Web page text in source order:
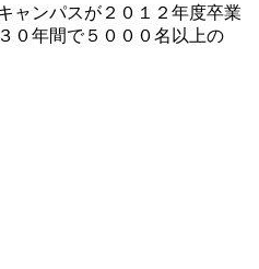
ャンパスが２０１２年度卒業
０年間で５０００名以上の